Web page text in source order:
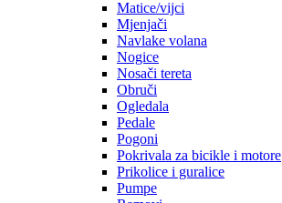
Matice/vijci
Mjenjači
Navlake volana
Nogice
Nosači tereta
Obruči
Ogledala
Pedale
Pogoni
Pokrivala za bicikle i motore
Prikolice i guralice
Pumpe